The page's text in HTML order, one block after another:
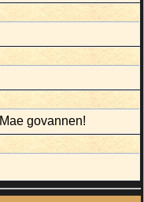
Mae govannen!